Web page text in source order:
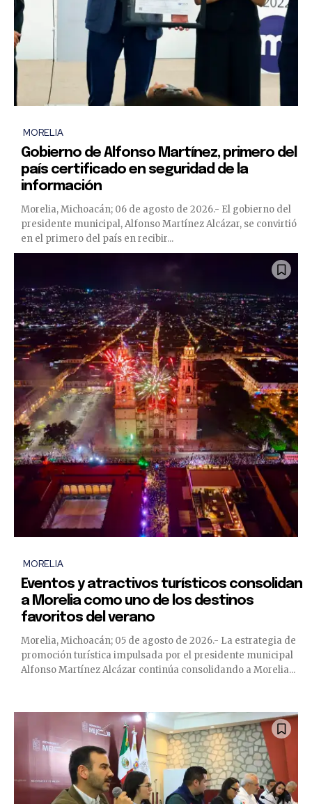
MORELIA
Gobierno de Alfonso Martínez, primero del
país certificado en seguridad de la
información
Morelia, Michoacán; 06 de agosto de 2026.- El gobierno del
presidente municipal, Alfonso Martínez Alcázar, se convirtió
en el primero del país en recibir...
MORELIA
Eventos y atractivos turísticos consolidan
a Morelia como uno de los destinos
favoritos del verano
Morelia, Michoacán; 05 de agosto de 2026.- La estrategia de
promoción turística impulsada por el presidente municipal
Alfonso Martínez Alcázar continúa consolidando a Morelia...